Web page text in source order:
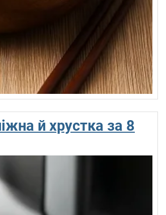
й хрустка за 8